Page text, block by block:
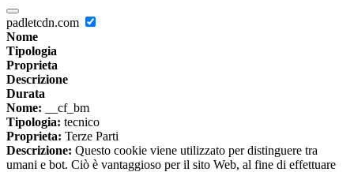
padletcdn.com
Nome
Tipologia
Proprieta
Descrizione
Durata
Nome: __cf_bm
Tipologia: tecnico
Proprieta: Terze Parti
Descrizione: Questo cookie viene utilizzato per distinguere tra
umani e bot. Ciò è vantaggioso per il sito Web, al fine di effettuare